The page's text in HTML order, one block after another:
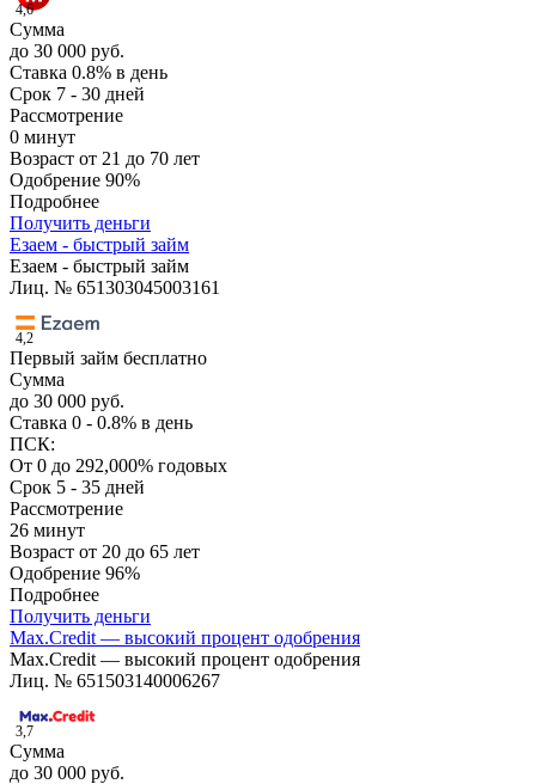
4,6
Сумма
до 30 000 руб.
Ставка 0.8% в день
Срок 7 - 30 дней
Рассмотрение
0 минут
Возраст от 21 до 70 лет
Одобрение 90%
Подробнее
Получить деньги
Езаем - быстрый займ
Езаем - быстрый займ
Лиц. № 651303045003161
4,2
Первый займ бесплатно
Сумма
до 30 000 руб.
Ставка 0 - 0.8% в день
ПСК:
От 0 до 292,000% годовых
Срок 5 - 35 дней
Рассмотрение
26 минут
Возраст от 20 до 65 лет
Одобрение 96%
Подробнее
Получить деньги
Max.Credit — высокий процент одобрения
Max.Credit — высокий процент одобрения
Лиц. № 651503140006267
3,7
Сумма
до 30 000 руб.